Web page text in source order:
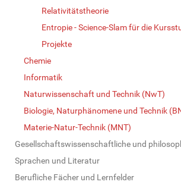
Relativitätstheorie
Entropie - Science-Slam für die
Projekte
Chemie
Informatik
Naturwissenschaft und Technik (NwT)
Biologie, Naturphänomene und Technik
Materie-Natur-Technik (MNT)
Gesellschaftswissenschaftliche und
Sprachen und Literatur
Berufliche Fächer und Lernfelder